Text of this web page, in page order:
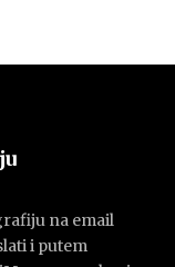
na email
i putem